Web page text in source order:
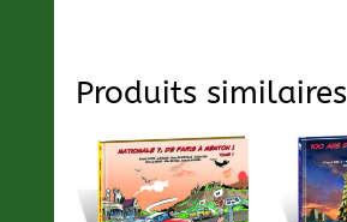
Produits similaires